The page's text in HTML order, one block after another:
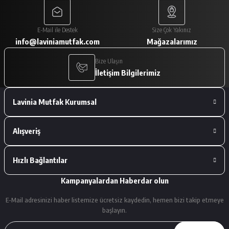
Paketleme çok iyiydi. Ürünler tam
istediğimiz gibiydi.
A... V... | 29/01/2026
Deneyimini Paylaş
E-Mail ile Destek
info@laviniamutfak.com
Size Çok Yakınız
Mağazalarımız
Bize Ulaşın
İletişim Bilgilerimiz
Lavinia Mutfak Kurumsal
Alışveriş
Hızlı Bağlantılar
Kampanyalardan Haberdar olun
E-Mail adresinizi haber listemize ücretsiz kaydedin, hemen bizi takip etmeye
başlayın.